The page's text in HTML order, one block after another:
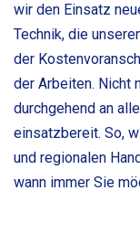
wir den Einsatz
Technik, die
der
der Arbeiten. Nicht
durchgehend an
einsatzbereit. So,
und regionalen
wann immer Sie